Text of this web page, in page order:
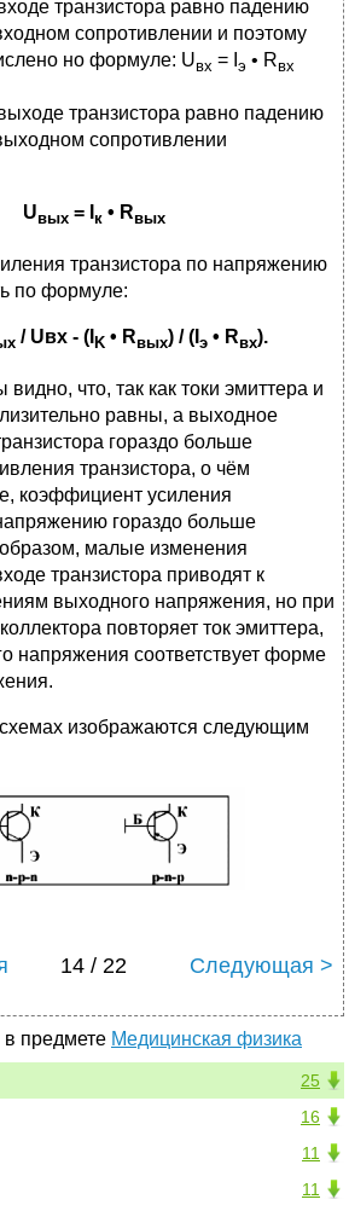
транзистора равно падению
сопротивлении и поэтому
но формуле: Uвх = I э • Rвх
транзистора равно падению
сопротивлении
Uвых= к • Rвых
транзистора по напряжению
по формуле:
/ Uвх - (I K• Rвых) / (I э• Rвх).
что, так как токи эмиттера и
равны, а выходное
гораздо больше
транзистора, о чём
коэффициент усиления
гораздо больше
малые изменения
транзистора приводят к
выходного напряжения, но при
повторяет ток эмиттера,
напряжения соответствует форме
изображаются следующим
14 / 22 Следующая >
предмете Медицинская физика
25
16
11
11